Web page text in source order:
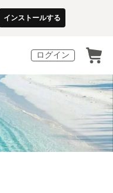
インストールする
ログイン